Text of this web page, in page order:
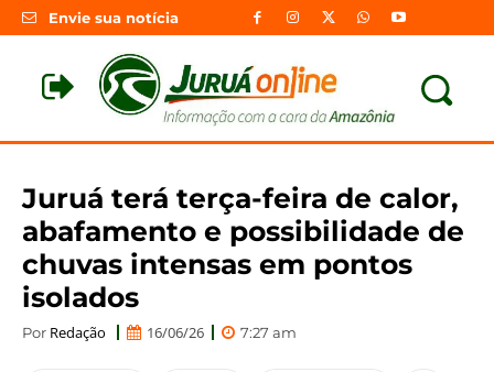
Envie sua notícia
Juruá terá terça-feira de calor,
abafamento e possibilidade de
chuvas intensas em pontos
isolados
Por Redação 16/06/26 7:27 am